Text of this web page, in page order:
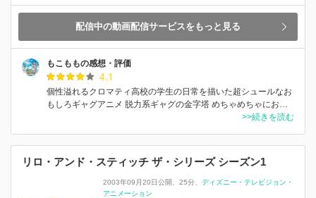
配信中の動画配信サービスをもっと見る
もこももの感想・評価
4.1
個性溢れるクロマティ高校の学生の日常を描いた超シュールなお
もしろギャグアニメ 脱力系ギャグの金字塔 めちゃめちゃにお…
>>続きを読む
リロ・アンド・スティッチ ザ・シリーズ シーズン1
2003年09月20日公開 25分
ディズニー・テレビジョン・
アニメーション